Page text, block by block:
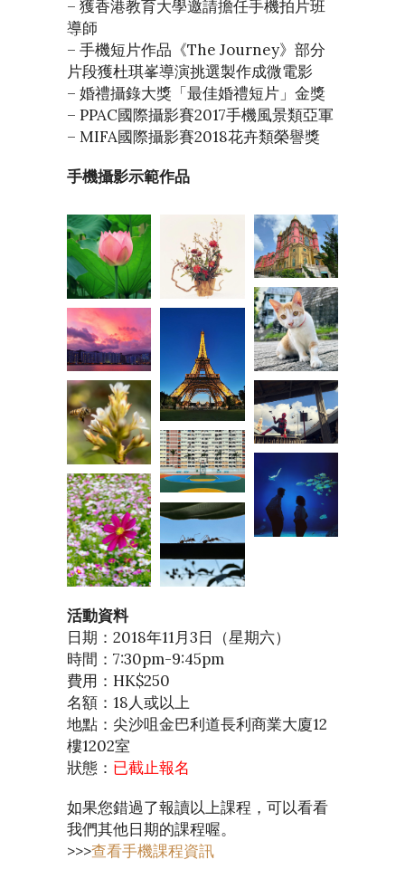
– 獲香港教育大學邀請擔任手機拍片班
導師
– 手機短片作品《The Journey》部分
片段獲杜琪峯導演挑選製作成微電影
– 婚禮攝錄大獎「最佳婚禮短片」金獎
– PPAC國際攝影賽2017手機風景類亞軍
– MIFA國際攝影賽2018花卉類榮譽獎
手機攝影示範作品
活動資料
日期：2018年11月3日（星期六）
時間：7:30pm-9:45pm
費用：HK$250
名額：18人或以上
地點：尖沙咀金巴利道長利商業大廈12
樓1202室
狀態： 已截止報名
如果您錯過了報讀以上課程，可以看看
我們其他日期的課程喔。
>>>查看手機課程資訊